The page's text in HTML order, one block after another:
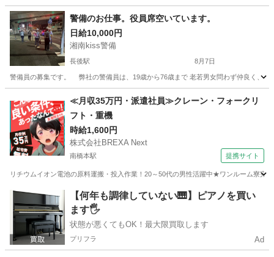
神奈川 横浜市 警備員 午前中
警備のお仕事。役員席空いています。
日給10,000円
湘南kiss警備
長後駅 8月7日
警備員の募集です。 弊社の警備員は、19歳から76歳まで 老若男女問わず仲良く、日
長後駅 警備員
≪月収35万円・派遣社員≫クレーン・フォークリ
フト・重機
時給1,600円
株式会社BREXA Next
南橋本駅 提携サイト
リチウムイオン電池の原料運搬・投入作業！20～50代の男性活躍中★ワンルーム寮
神奈川 相模原市 南橋本駅 その他
【何年も調律していない🎹】ピアノを買い
ます🖐️
状態が悪くてもOK！最大限買取します
プリフラ Ad